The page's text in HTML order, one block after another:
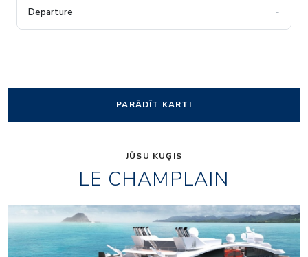
-
PARĀDĪT KARTI
JŪSU KUĢIS
LE CHAMPLAIN
2975713